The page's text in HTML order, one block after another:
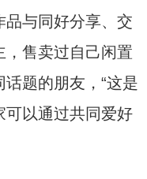
品与同好分享、交
售卖过自己闲置
题的朋友，“这是
可以通过共同爱好